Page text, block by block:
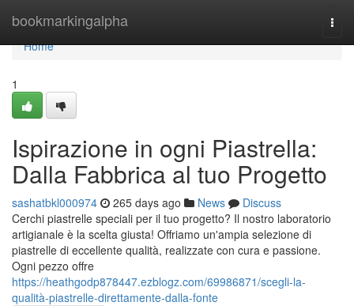
bookmarkingalpha
Home
Home
1
Ispirazione in ogni Piastrella:
Dalla Fabbrica al tuo Progetto
sashatbkl000974 265 days ago News
Discuss
Cerchi piastrelle speciali per il tuo progetto? Il nostro laboratorio
artigianale è la scelta giusta! Offriamo un'ampia selezione di
piastrelle di eccellente qualità, realizzate con cura e passione.
Ogni pezzo offre
https://heathgodp878447.ezblogz.com/69986871/scegli-la-
qualità-piastrelle-direttamente-dalla-fonte